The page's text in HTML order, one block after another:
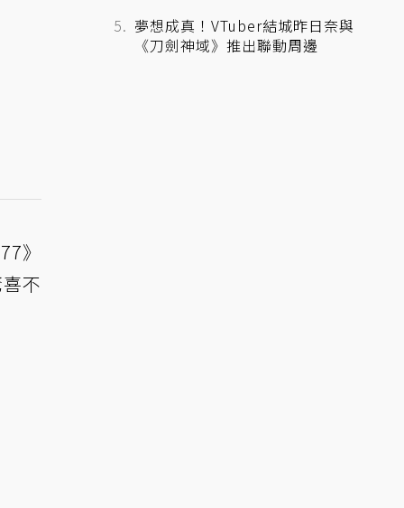
》
不
夢想成真！VTuber結城昨日奈與
《刀劍神域》推出聯動周邊